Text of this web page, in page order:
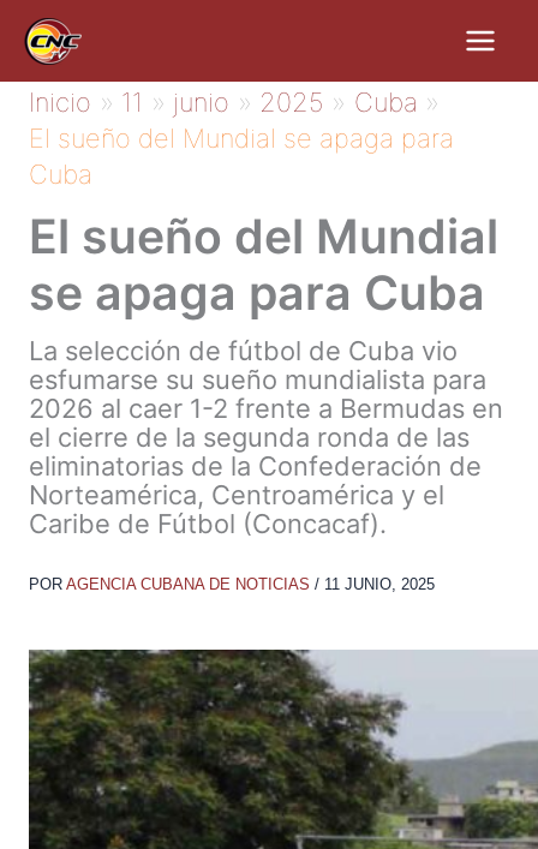
contenido
Inicio 11 junio 2025
Cuba
El sueño del Mundial se apaga para
Cuba
El sueño del Mundial
se apaga para Cuba
La selección de fútbol de Cuba vio
esfumarse su sueño mundialista para
2026 al caer 1-2 frente a Bermudas en
el cierre de la segunda ronda de las
eliminatorias de la Confederación de
Norteamérica, Centroamérica y el
Caribe de Fútbol (Concacaf).
POR AGENCIA CUBANA DE NOTICIAS / 11 JUNIO, 2025